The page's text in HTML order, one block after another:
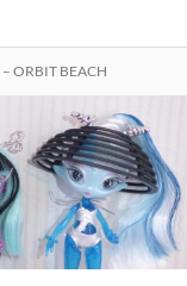
ORBIT BEACH